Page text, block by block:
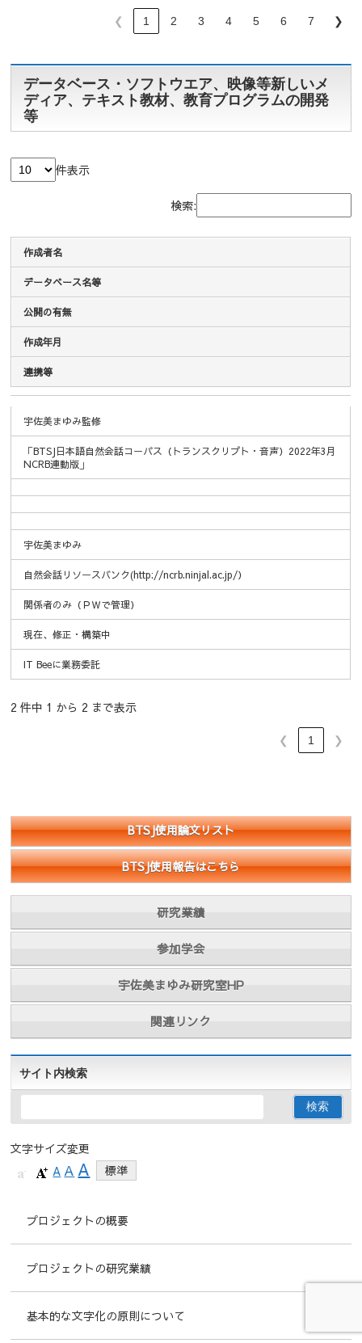
❮ 1 2 3 4 5 6 7 ❯
データベース・ソフトウエア、映像等新しいメ
ディア、テキスト教材、教育プログラムの開発
等
件表示
検索:
作成者名
データベース名等
公開の有無
作成年月
連携等
宇佐美まゆみ監修
「BTSJ日本語自然会話コーパス（トランスクリプト・音声）2022年3月
NCRB連動版」
宇佐美まゆみ
自然会話リソースバンク(http://ncrb.ninjal.ac.jp/）
関係者のみ（ＰＷで管理）
現在、修正・構築中
IT Beeに業務委託
2 件中 1 から 2 まで表示
❮ 1 ❯
BTSJ使用論文リスト
BTSJ使用報告はこちら
研究業績
参加学会
宇佐美まゆみ研究室HP
関連リンク
サイト内検索
文字サイズ変更
A A A 標準
プロジェクトの概要
プロジェクトの研究業績
基本的な文字化の原則について